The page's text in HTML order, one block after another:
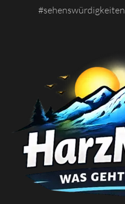
#sehenswürdigkeiten